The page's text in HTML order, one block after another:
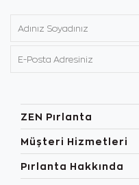
ZEN Pırlanta
Müşteri Hizmetleri
Pırlanta Hakkında